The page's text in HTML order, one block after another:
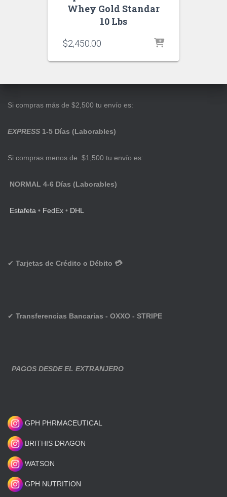
Whey Gold Standar
10 Lbs
$2,450.00
Si compras más de $2,500 tu envío es:
EXPRESS 1-5 Días (Laborables)
Si compras menos de $1,500 tu envío es:
NORMAL 4-6 Días (Laborables)
Estafeta • FedEx • DHL
✔ Tarjetas de Crédito o Débito 💳
✔ Transferencias Bancarias - OXXO - STRIPE
PAGOS DESDE EL EXTRANJERO
GPH PHRMACEUTICAL
BRITHIS DRAGON
WATSON
GPH NUTRITION